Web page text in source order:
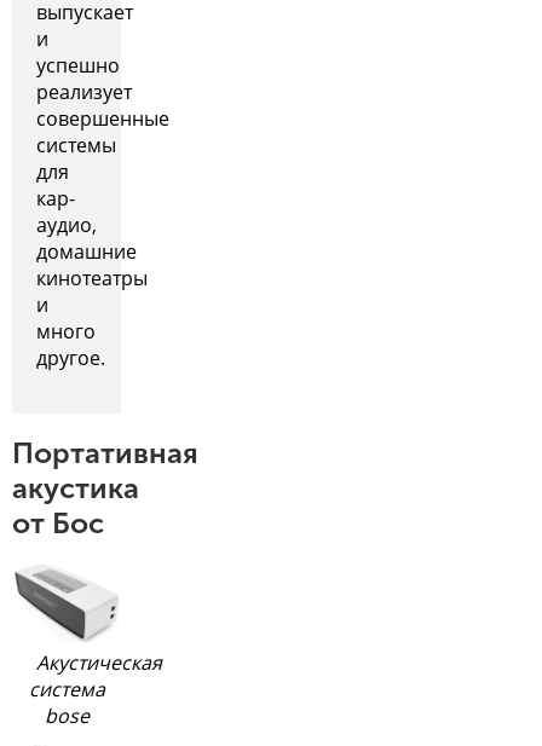
выпускает
и
успешно
реализует
совершенные
системы
для
кар-
аудио,
домашние
кинотеатры
и
много
другое.
Портативная
акустика
от Бос
Акустическая
система
bose